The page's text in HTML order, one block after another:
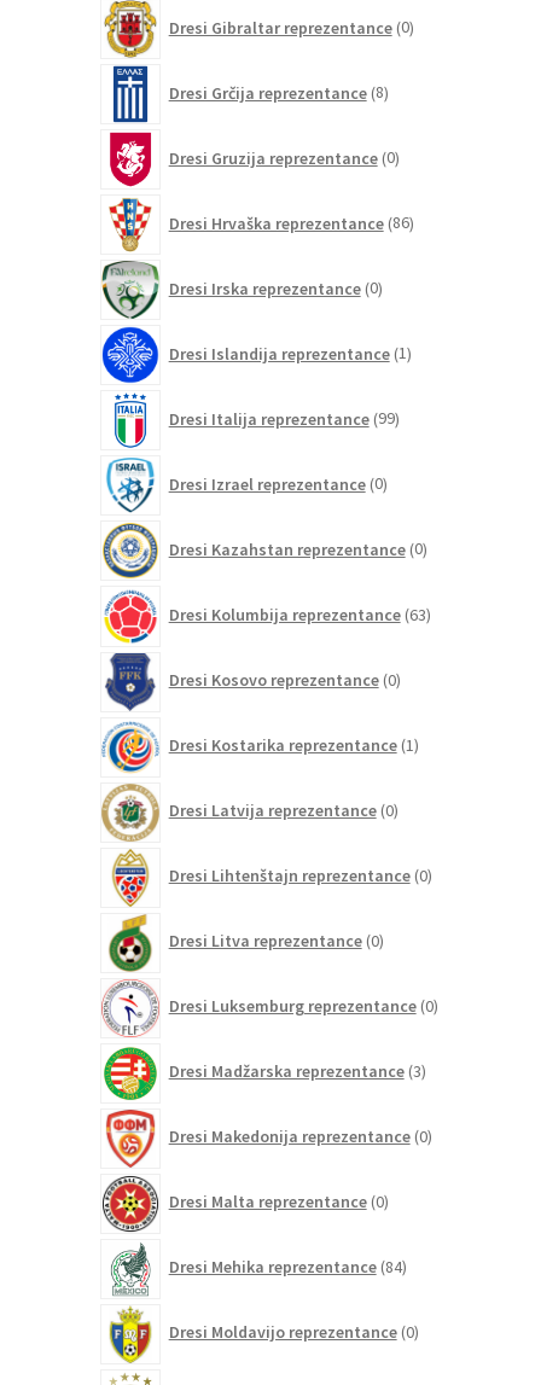
Dresi Gibraltar reprezentance 0izdelkov
Dresi Grčija reprezentance 8izdelkov
Dresi Gruzija reprezentance 0izdelkov
Dresi Hrvaška reprezentance 86izdelkov
Dresi Irska reprezentance 0izdelkov
Dresi Islandija reprezentance 1izdelek
Dresi Italija reprezentance 99izdelkov
Dresi Izrael reprezentance 0izdelkov
Dresi Kazahstan reprezentance 0izdelkov
Dresi Kolumbija reprezentance 63izdelkov
Dresi Kosovo reprezentance 0izdelkov
Dresi Kostarika reprezentance 1izdelek
Dresi Latvija reprezentance 0izdelkov
Dresi Lihtenštajn reprezentance 0izdelkov
Dresi Litva reprezentance 0izdelkov
Dresi Luksemburg reprezentance 0izdelkov
Dresi Madžarska reprezentance 3izdelki
Dresi Makedonija reprezentance 0izdelkov
Dresi Malta reprezentance 0izdelkov
Dresi Mehika reprezentance 84izdelkov
Dresi Moldavijo reprezentance 0izdelkov